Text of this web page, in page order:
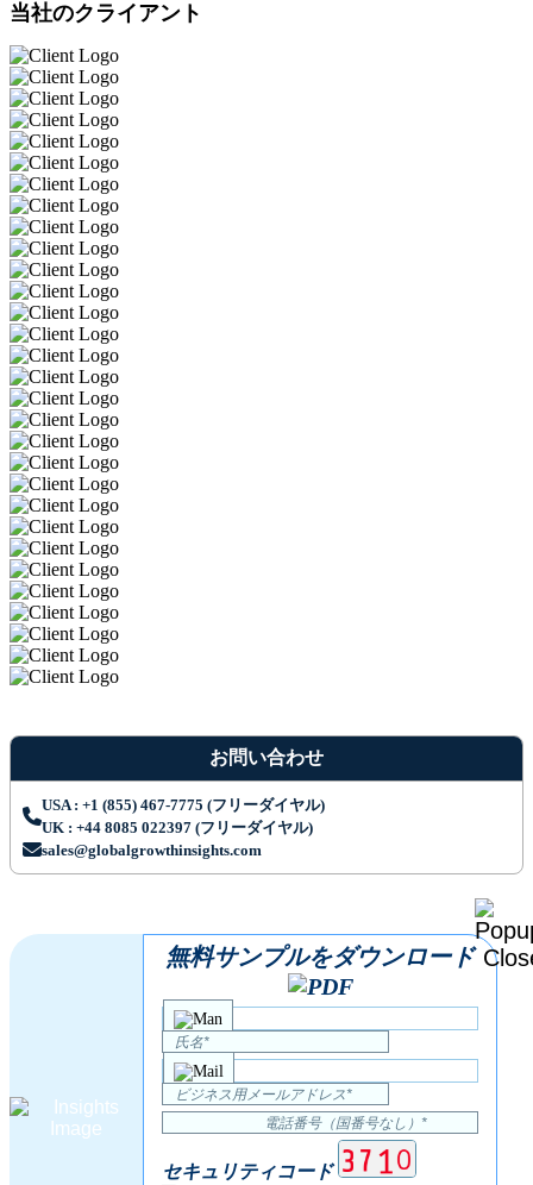
当社のクライアント
お問い合わせ
USA : +1 (855) 467-7775 (フリーダイヤル)
UK : +44 8085 022397 (フリーダイヤル)
sales@globalgrowthinsights.com
無料サンプルをダウンロード
セキュリティコード